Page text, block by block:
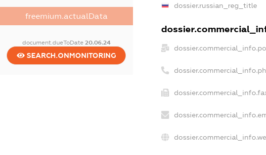
freemium.actualData
document.dueToDate 20.06.24
SEARCH.ONMONITORING
dossier.russian_reg_title